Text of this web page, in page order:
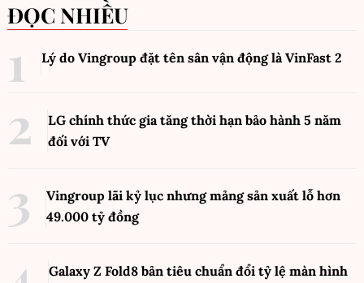
ĐỌC NHIỀU
Lý do Vingroup đặt tên sân vận động là VinFast 2
LG chính thức gia tăng thời hạn bảo hành 5 năm
đối với TV
Vingroup lãi kỷ lục nhưng mảng sản xuất lỗ hơn
49.000 tỷ đồng
Galaxy Z Fold8 bản tiêu chuẩn đổi tỷ lệ màn hình